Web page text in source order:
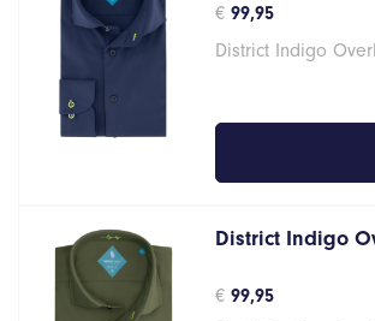
€ 99,95
District Indigo
District Indigo
€ 99,95